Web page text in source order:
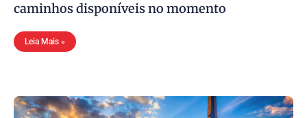
caminhos disponíveis no momento
Leia Mais »